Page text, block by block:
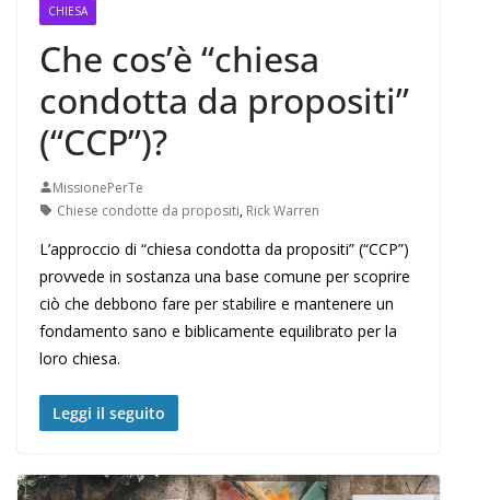
CHIESA
Che cos’è “chiesa
condotta da propositi”
(“CCP”)?
MissionePerTe
Chiese condotte da propositi, Rick Warren
L’approccio di “chiesa condotta da propositi” (“CCP”)
provvede in sostanza una base comune per scoprire
ciò che debbono fare per stabilire e mantenere un
fondamento sano e biblicamente equilibrato per la
loro chiesa.
Leggi il seguito